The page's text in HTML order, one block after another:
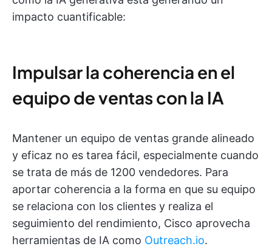
impacto cuantificable:
Impulsar la coherencia en el
equipo de ventas con la IA
Mantener un equipo de ventas grande alineado
y eficaz no es tarea fácil, especialmente cuando
se trata de más de 1200 vendedores. Para
aportar coherencia a la forma en que su equipo
se relaciona con los clientes y realiza el
seguimiento del rendimiento, Cisco aprovecha
herramientas de IA como Outreach.io.